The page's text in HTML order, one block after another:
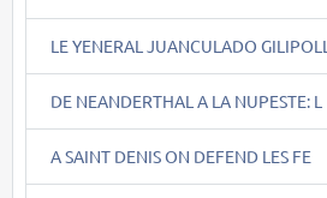
LE YENERAL JUANCULADO GILIPOLL
DE NEANDERTHAL A LA NUPESTE: L
A SAINT DENIS ON DEFEND LES FE